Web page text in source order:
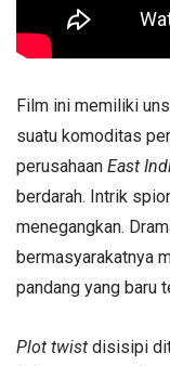
Film ini memiliki
suatu komoditas
perusahaan East
berdarah. Intrik
menegangkan.
bermasyarakatnya
pandang yang baru
Plot twist disisipi